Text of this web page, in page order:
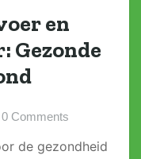
en
Gezonde
0 Comments
de gezondheid